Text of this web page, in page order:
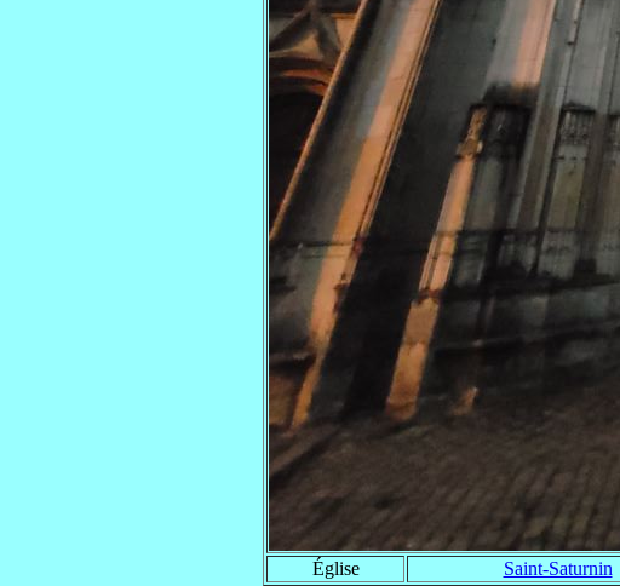
Église Saint-Saturnin